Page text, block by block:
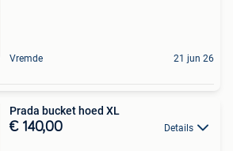
Vremde 21 jun 26
Prada bucket hoed XL
€ 140,00 Details